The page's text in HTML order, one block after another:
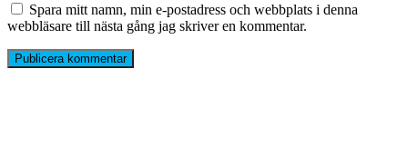
Spara mitt namn, min e-postadress och webbplats i denna
webbläsare till nästa gång jag skriver en kommentar.